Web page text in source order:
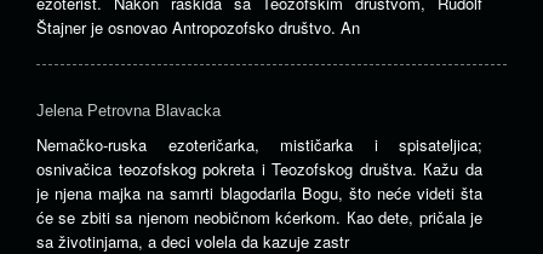
Štajner je osnovao Antropozofsko društvo. An
Jelena Petrovna Blavacka
Nemačko-ruska ezoteričarka, mističarka i spisateljica;
osnivačica teozofskog pokreta i Teozofskog društva. Кažu da
je njena majka na samrti blagodarila Bogu, što neće videti šta
će se zbiti sa njenom neobičnom kćerkom. Кao dete, pričala je
sa životinjama, a deci volela da kazuje zastr